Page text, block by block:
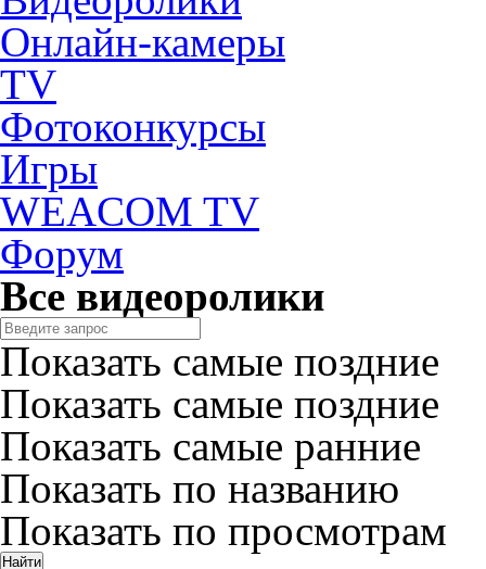
Онлайн-камеры
TV
Фотоконкурсы
Игры
WEACOM TV
Форум
Все видеоролики
Показать самые поздние
Показать самые поздние
Показать самые ранние
Показать по названию
Показать по просмотрам